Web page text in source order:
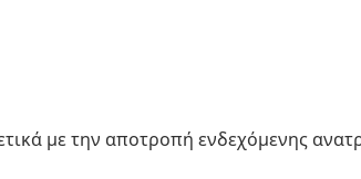
με την αποτροπή ενδεχόμενης